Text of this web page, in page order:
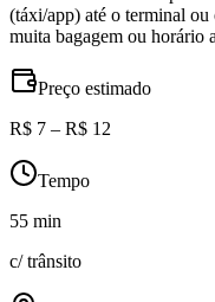
(táxi/app) até o terminal
muita bagagem ou horário
Preço estimado
R$ 7 – R$ 12
Tempo
55 min
c/ trânsito